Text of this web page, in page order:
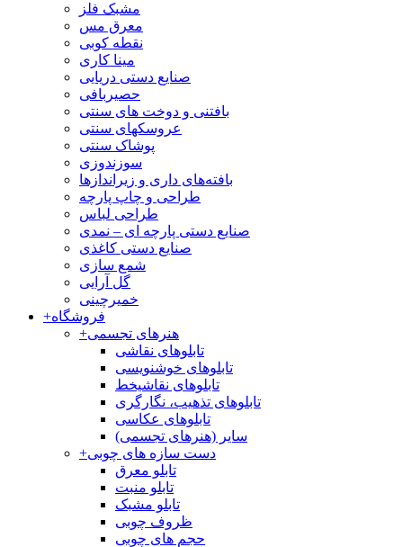
مشبک فلز
معرق مس
نقطه کوبی
مینا کاری
صنایع دستی دریایی
حصیربافی
بافتنی‌ و دوخت های سنتی
عروسکهای سنتی
پوشاک سنتی
سوزندوزی
بافته‌های داری و زیراندازها
طراحی و چاپ پارچه
طراحی لباس
صنایع دستی پارچه ای – نمدی
صنایع دستی کاغذی
شمع سازی
گل آرایی
خمیرچینی
+فروشگاه
+هنرهای تجسمی
تابلوهای نقاشی
تابلوهای خوشنویسی
تابلوهای نقاشیخط
تابلوهای تذهیب، نگارگری
تابلوهای عکاسی
سایر (هنرهای تجسمی)
+دست سازه های چوبی
تابلو معرق
تابلو منبت
تابلو مشبک
ظروف چوبی
حجم های چوبی